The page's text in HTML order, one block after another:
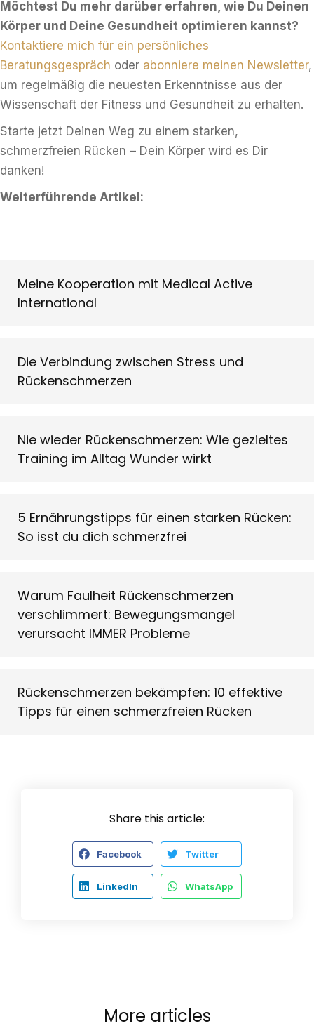
Möchtest Du mehr darüber erfahren, wie Du Deinen
Körper und Deine Gesundheit optimieren kannst?
Kontaktiere mich für ein persönliches
Beratungsgespräch oder abonniere meinen Newsletter,
um regelmäßig die neuesten Erkenntnisse aus der
Wissenschaft der Fitness und Gesundheit zu erhalten.
Starte jetzt Deinen Weg zu einem starken,
schmerzfreien Rücken – Dein Körper wird es Dir
danken!
Weiterführende Artikel:
Meine Kooperation mit Medical Active
International
Die Verbindung zwischen Stress und
Rückenschmerzen
Nie wieder Rückenschmerzen: Wie gezieltes
Training im Alltag Wunder wirkt
5 Ernährungstipps für einen starken Rücken:
So isst du dich schmerzfrei
Warum Faulheit Rückenschmerzen
verschlimmert: Bewegungsmangel
verursacht IMMER Probleme
Rückenschmerzen bekämpfen: 10 effektive
Tipps für einen schmerzfreien Rücken
Share this article:
Facebook Twitter
LinkedIn WhatsApp
More articles